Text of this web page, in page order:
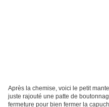
Après la chemise, voici le petit
juste rajouté une patte de
fermeture pour bien fermer la